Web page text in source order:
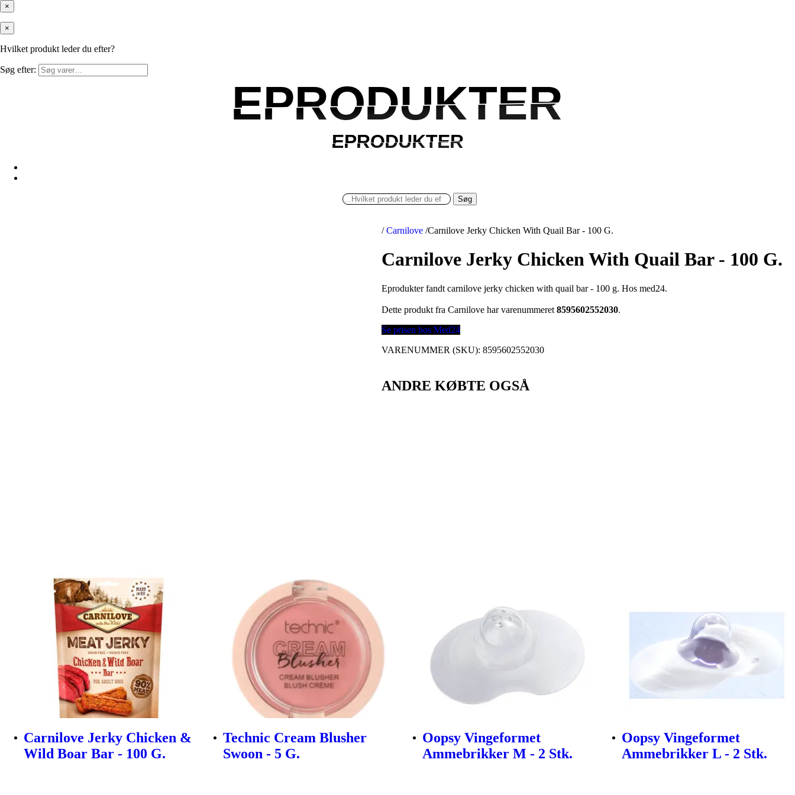
×
×
Hvilket produkt leder du efter?
Søg efter:
EPRODUKTER
EPRODUKTER
EPRODUKTER
EPRODUKTER
Søg
/ Carnilove /Carnilove Jerky Chicken With Quail Bar - 100 G.
Carnilove Jerky Chicken With Quail Bar - 100 G.
Eprodukter fandt carnilove jerky chicken with quail bar - 100 g. Hos med24.
Dette produkt fra Carnilove har varenummeret8595602552030.
Se prisen hos Med24
VARENUMMER (SKU):8595602552030
ANDRE KØBTE OGSÅ
Carnilove Jerky Chicken &
Wild Boar Bar - 100 G.
Technic Cream Blusher
Swoon - 5 G.
Oopsy Vingeformet
Ammebrikker M - 2 Stk.
Oopsy Vingeformet
Ammebrikker L - 2 Stk.